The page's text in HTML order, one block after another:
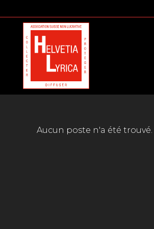
Aucun poste n'a été trouvé.